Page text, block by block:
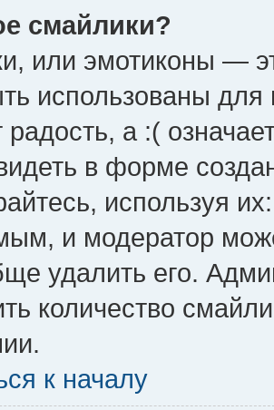
смайлики?
или эмотиконы —
использованы
радость, а :(
в форме
используя
и модератор
удалить его.
количество
к началу